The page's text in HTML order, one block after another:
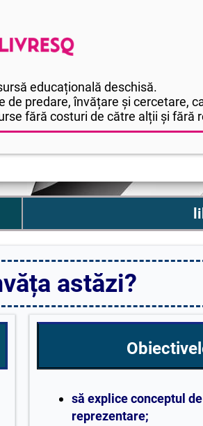
educațională deschisă.
predare, învățare și cercetare,
fără costuri de către alții și fără
astăzi?
să explice conceptul
reprezentare;